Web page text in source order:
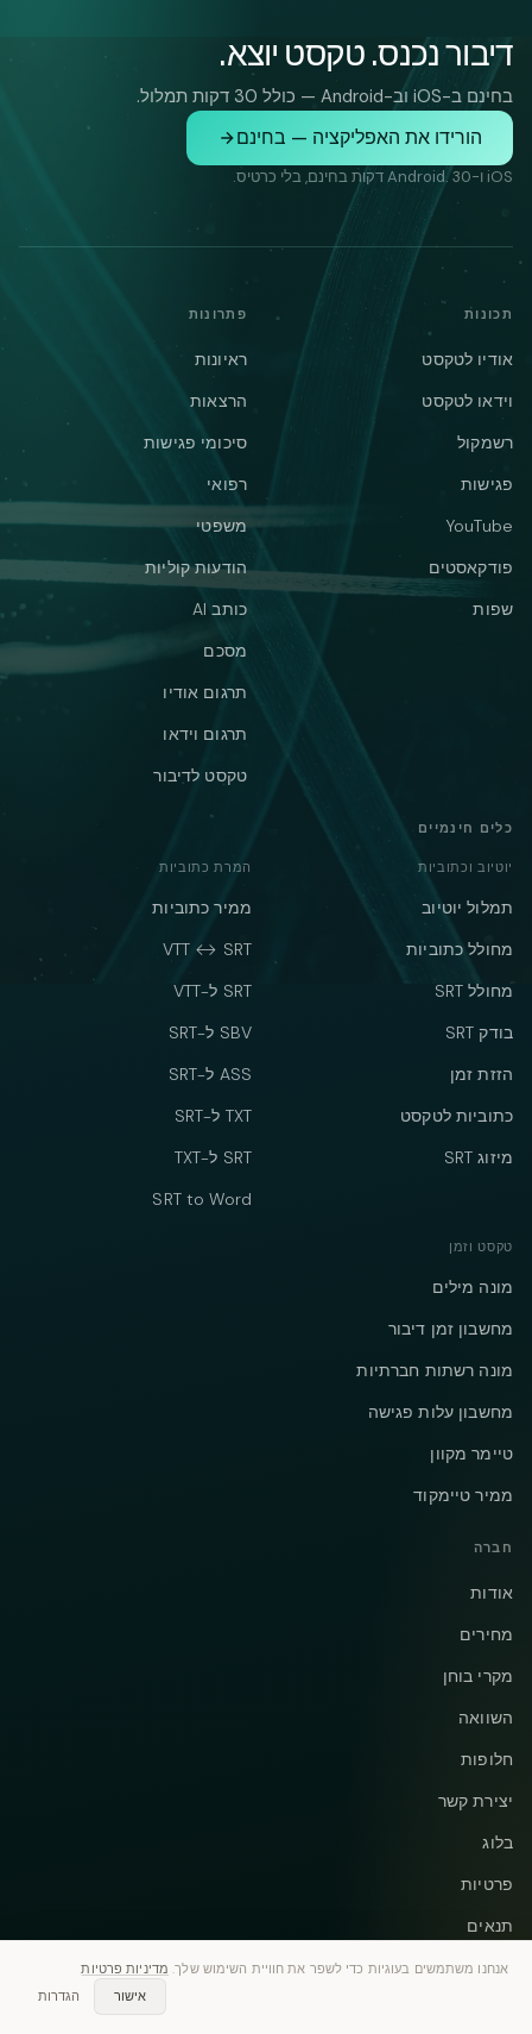
דיבור נכנס. טקסט יוצא.
בחינם ב-iOS וב-Android — כולל 30 דקות תמלול.
הורידו את האפליקציה — בחינם
iOS ו-Android. 30 דקות בחינם, בלי כרטיס.
תכונות
אודיו לטקסט
וידאו לטקסט
רשמקול
פגישות
YouTube
פודקאסטים
שפות
פתרונות
ראיונות
הרצאות
סיכומי פגישות
רפואי
משפטי
הודעות קוליות
כותב AI
מסכם
תרגום אודיו
תרגום וידאו
טקסט לדיבור
כלים חינמיים
יוטיוב וכתוביות
תמלול יוטיוב
מחולל כתוביות
מחולל SRT
בודק SRT
הזזת זמן
כתוביות לטקסט
מיזוג SRT
המרת כתוביות
ממיר כתוביות
VTT ↔ SRT
SRT ל-VTT
SBV ל-SRT
ASS ל-SRT
TXT ל-SRT
SRT ל-TXT
SRT to Word
טקסט וזמן
מונה מילים
מחשבון זמן דיבור
מונה רשתות חברתיות
מחשבון עלות פגישה
טיימר מקוון
ממיר טיימקוד
חברה
אודות
מחירים
מקרי בוחן
השוואה
חלופות
יצירת קשר
בלוג
פרטיות
תנאים
אנחנו משתמשים בעוגיות כדי לשפר את חוויית השימוש שלך. מדיניות פרטיות
אישור
הגדרות